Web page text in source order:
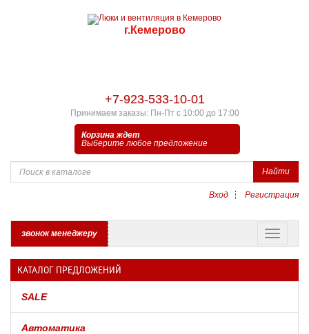
г.Кемерово
+7-923-533-10-01
Принимаем заказы: Пн-Пт с 10:00 до 17:00
Корзина ждет
Выберите любое предложение
Найти
Вход Регистрация
звонок менеджеру
КАТАЛОГ ПРЕДЛОЖЕНИЙ
SALE
Автоматика